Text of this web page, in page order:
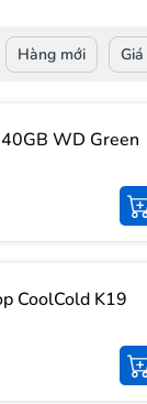
Hàng mới
WD Green
CoolCold K19